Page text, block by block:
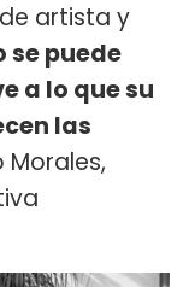
artista y
se puede
a lo que su
las
Morales,